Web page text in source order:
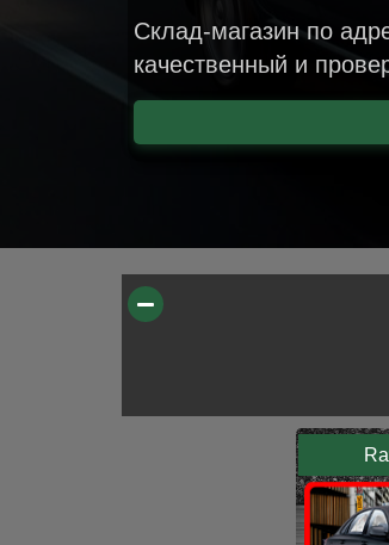
Склад-магазин по
качественный и